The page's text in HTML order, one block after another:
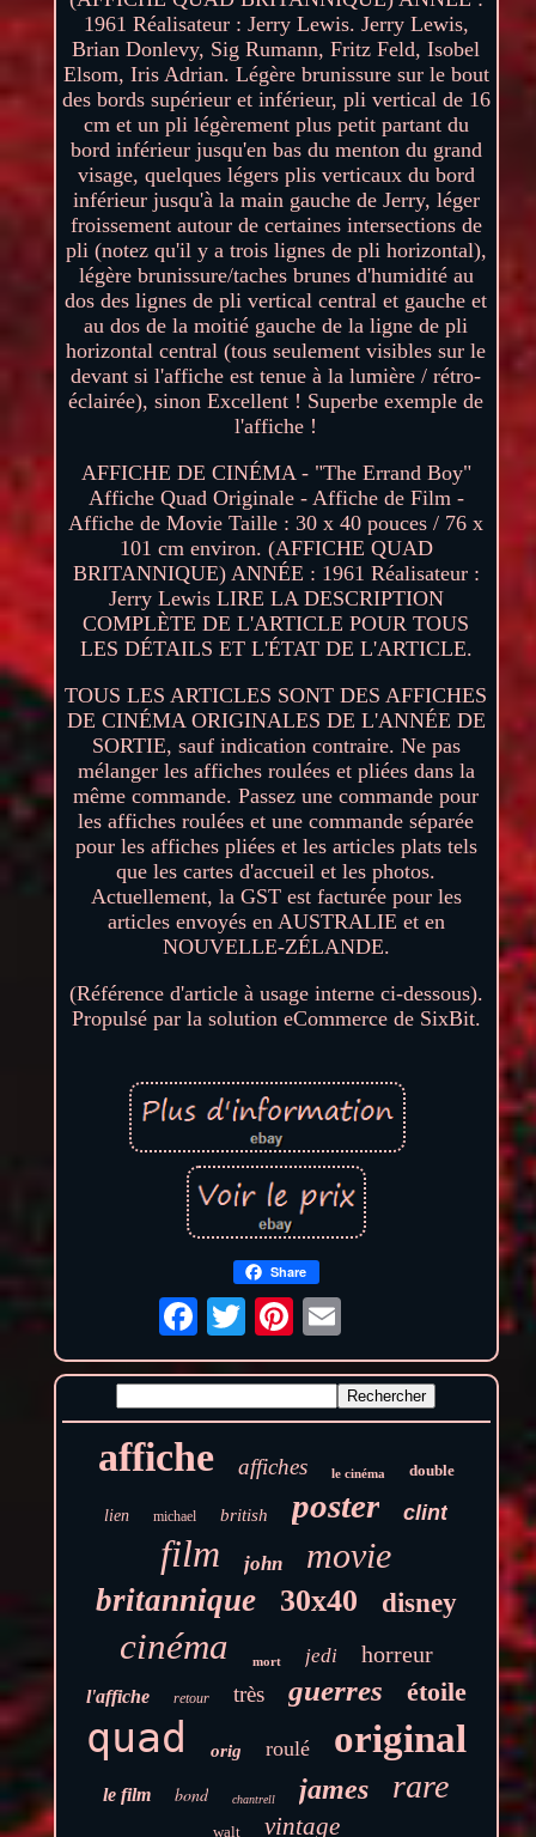
1961 Réalisateur : Jerry Lewis. Jerry Lewis,
Brian Donlevy, Sig Rumann, Fritz Feld, Isobel
Elsom, Iris Adrian. Légère brunissure sur le bout
des bords supérieur et inférieur, pli vertical de 16
cm et un pli légèrement plus petit partant du
bord inférieur jusqu'en bas du menton du grand
visage, quelques légers plis verticaux du bord
inférieur jusqu'à la main gauche de Jerry, léger
froissement autour de certaines intersections de
pli (notez qu'il y a trois lignes de pli horizontal),
légère brunissure/taches brunes d'humidité au
dos des lignes de pli vertical central et gauche et
au dos de la moitié gauche de la ligne de pli
horizontal central (tous seulement visibles sur le
devant si l'affiche est tenue à la lumière / rétro-
éclairée), sinon Excellent ! Superbe exemple de
l'affiche !
AFFICHE DE CINÉMA - "The Errand Boy"
Affiche Quad Originale - Affiche de Film -
Affiche de Movie Taille : 30 x 40 pouces / 76 x
101 cm environ. (AFFICHE QUAD
BRITANNIQUE) ANNÉE : 1961 Réalisateur :
Jerry Lewis LIRE LA DESCRIPTION
COMPLÈTE DE L'ARTICLE POUR TOUS
LES DÉTAILS ET L'ÉTAT DE L'ARTICLE.
TOUS LES ARTICLES SONT DES AFFICHES
DE CINÉMA ORIGINALES DE L'ANNÉE DE
SORTIE, sauf indication contraire. Ne pas
mélanger les affiches roulées et pliées dans la
même commande. Passez une commande pour
les affiches roulées et une commande séparée
pour les affiches pliées et les articles plats tels
que les cartes d'accueil et les photos.
Actuellement, la GST est facturée pour les
articles envoyés en AUSTRALIE et en
NOUVELLE-ZÉLANDE.
(Référence d'article à usage interne ci-dessous).
Propulsé par la solution eCommerce de SixBit.
Share
affiche affiches le cinéma double
lien michael british poster clint
film john movie
britannique 30x40 disney
cinéma mort jedi horreur
l'affiche retour très guerres étoile
quad orig roulé original
le film bond chantrell james rare
walt vintage